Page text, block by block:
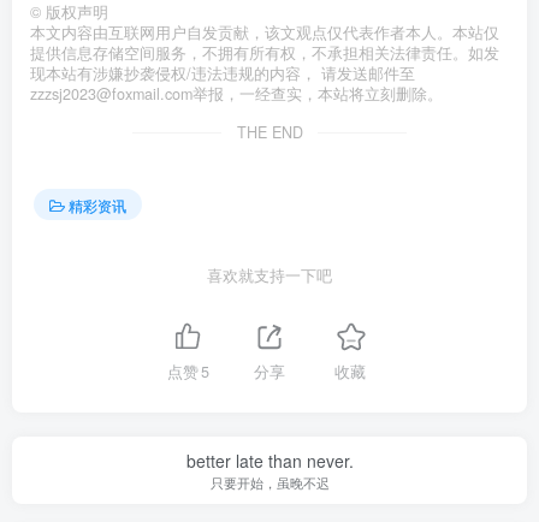
© 版权声明
本文内容由互联网用户自发贡献，该文观点仅代表作者本人。本站仅
提供信息存储空间服务，不拥有所有权，不承担相关法律责任。如发
现本站有涉嫌抄袭侵权/违法违规的内容， 请发送邮件至
zzzsj2023@foxmail.com举报，一经查实，本站将立刻删除。
THE END
精彩资讯
喜欢就支持一下吧
点赞5 分享 收藏
better late than never.
只要开始，虽晚不迟